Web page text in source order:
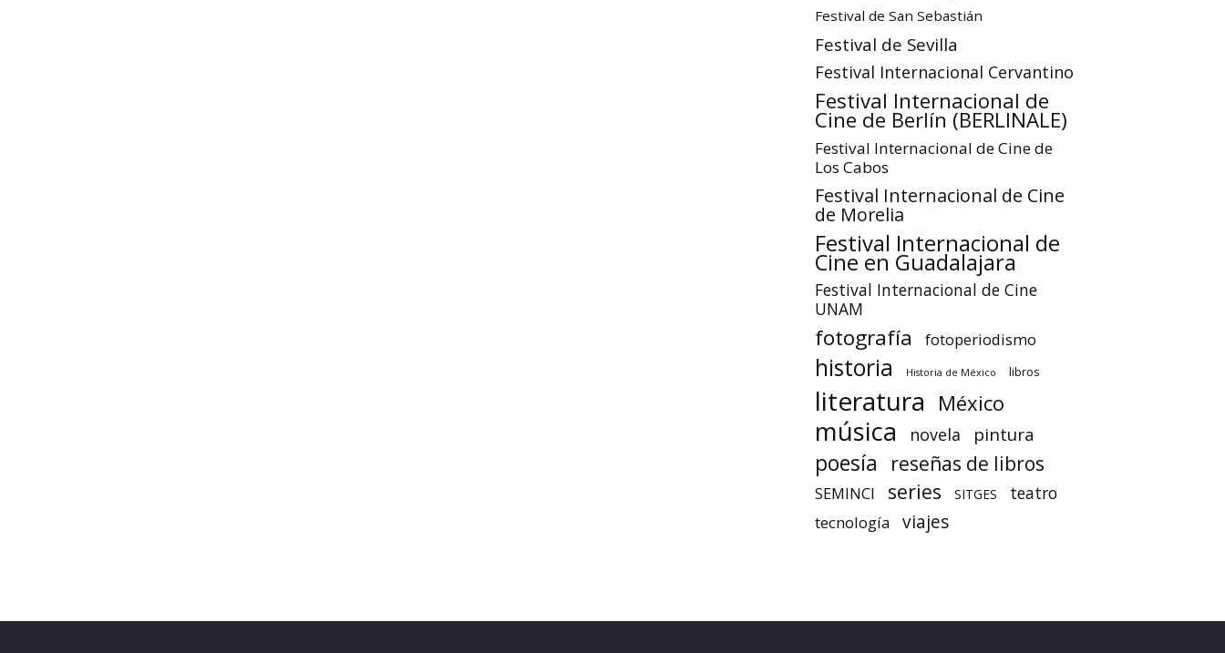
Festival de San Sebastián
Festival de Sevilla
Festival Internacional Cervantino
Festival Internacional de
Cine de Berlín (BERLINALE)
Festival Internacional de Cine de
Los Cabos
Festival Internacional de Cine
de Morelia
Festival Internacional de
Cine en Guadalajara
Festival Internacional de Cine
UNAM
fotografía fotoperiodismo
historia Historia de México libros
literatura México
música novela pintura
poesía reseñas de libros
SEMINCI series SITGES teatro
tecnología viajes